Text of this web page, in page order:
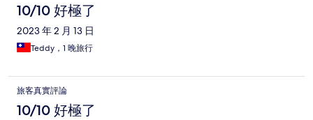
10/10 好極了
2023 年 2 月 13 日
Teddy，1 晚旅行
旅客真實評論
10/10 好極了